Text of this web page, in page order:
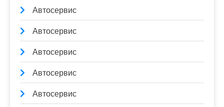
Автосервис
Автосервис
Автосервис
Автосервис
Автосервис